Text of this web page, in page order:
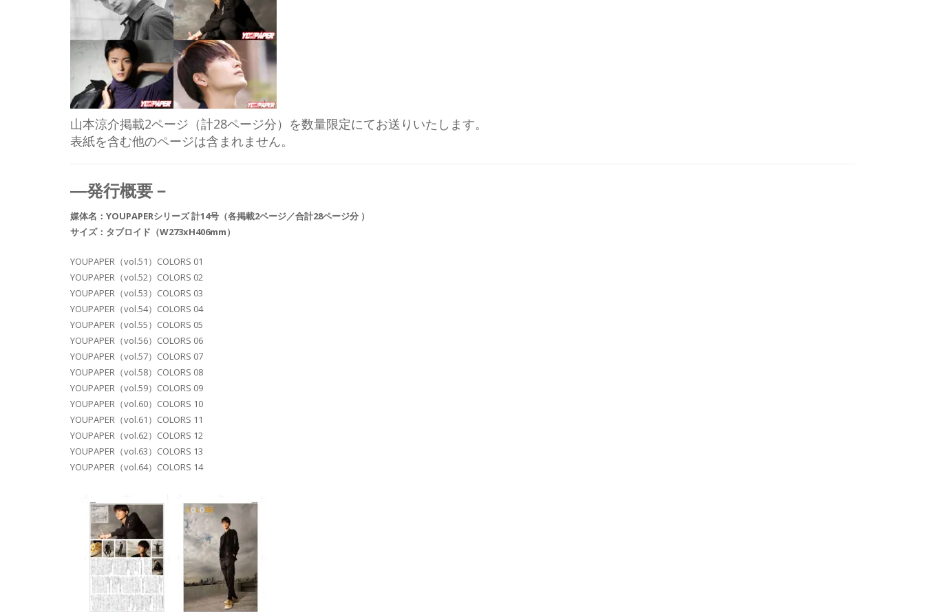
山本涼介掲載2ページ（計28ページ分）を数量限定にてお送りいたします。
表紙を含む他のページは含まれません。
―発行概要－
媒体名：YOUPAPERシリーズ 計14号（各掲載2ページ／合計28ページ分 ）
サイズ：タブロイド（W273xH406mm）
YOUPAPER（vol.51）COLORS 01
YOUPAPER（vol.52）COLORS 02
YOUPAPER（vol.53）COLORS 03
YOUPAPER（vol.54）COLORS 04
YOUPAPER（vol.55）COLORS 05
YOUPAPER（vol.56）COLORS 06
YOUPAPER（vol.57）COLORS 07
YOUPAPER（vol.58）COLORS 08
YOUPAPER（vol.59）COLORS 09
YOUPAPER（vol.60）COLORS 10
YOUPAPER（vol.61）COLORS 11
YOUPAPER（vol.62）COLORS 12
YOUPAPER（vol.63）COLORS 13
YOUPAPER（vol.64）COLORS 14